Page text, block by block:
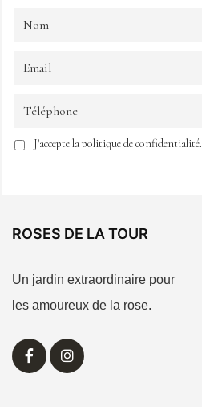
J'accepte la politique de confidentialité.
ROSES DE LA TOUR
Un jardin extraordinaire pour
les amoureux de la rose.